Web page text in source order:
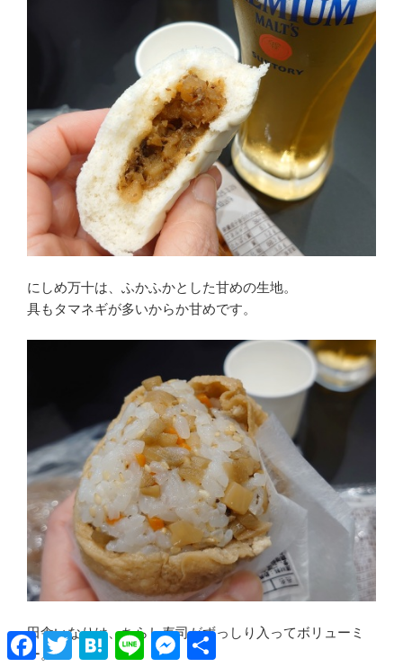
にしめ万十は、ふかふかとした甘めの生地。
具もタマネギが多いからか甘めです。
田舎いなりは、ちらし寿司がずっしり入ってボリューミ
ー。
Facebook
TwitterHatenaLine Messenger
共